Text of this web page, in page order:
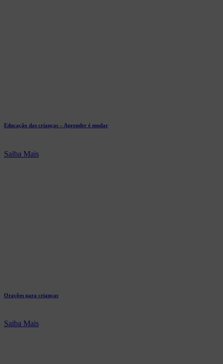
Educação das crianças – Aprender é mudar
Saiba Mais
Orações para crianças
Saiba Mais